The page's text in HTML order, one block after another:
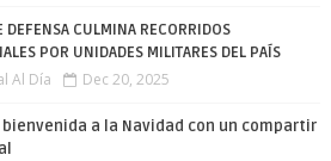
DEFENSA CULMINA RECORRIDOS
POR UNIDADES MILITARES DEL PAÍS
Al Día Dec 20, 2025
bienvenida a la Navidad con un compartir